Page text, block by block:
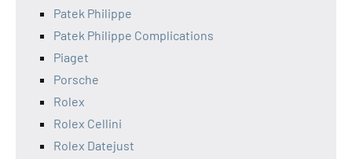
Patek Philippe
Patek Philippe Complications
Piaget
Porsche
Rolex
Rolex Cellini
Rolex Datejust